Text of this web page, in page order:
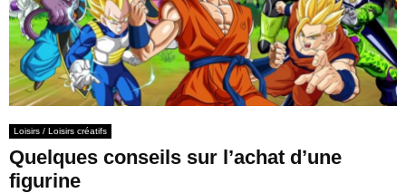
Loisirs / Loisirs créatifs
Quelques conseils sur l’achat d’une
figurine